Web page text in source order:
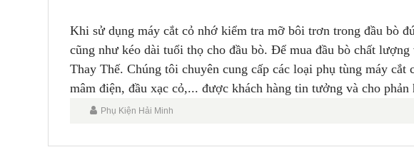
Khi sử dụng máy cắt cỏ nhớ kiểm tra mỡ bôi trơn trong đầu bò
cũng như kéo dài tuổi thọ cho đầu bò. Để mua đầu bò chất
Thay Thế. Chúng tôi chuyên cung cấp các loại phụ tùng máy
mâm điện, đầu xạc cỏ,... được khách hàng tin tưởng và cho phản
Phụ Kiện Hải Minh